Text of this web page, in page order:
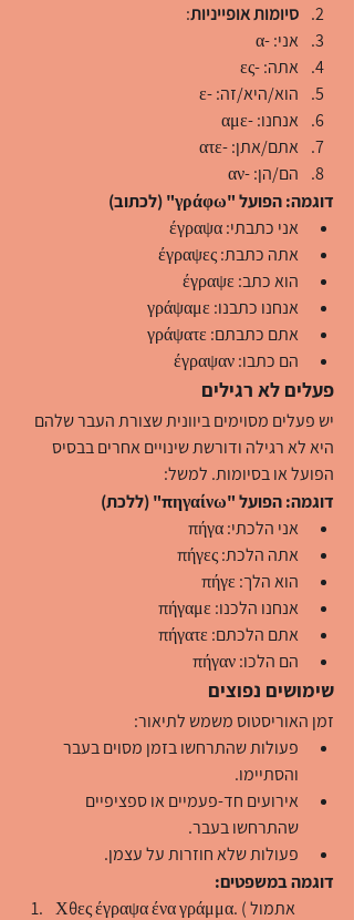
סיומות אופייניות:
אני: -α
אתה: -ες
הוא/היא/זה: -ε
אנחנו: -αμε
אתם/אתן: -ατε
הם/הן: -αν
דוגמה: הפועל "γράφω" (לכתוב)
אני כתבתי: έγραψα
אתה כתבת: έγραψες
הוא כתב: έγραψε
אנחנו כתבנו: γράψαμε
אתם כתבתם: γράψατε
הם כתבו: έγραψαν
פעלים לא רגילים
יש פעלים מסוימים ביוונית שצורת העבר שלהם
היא לא רגילה ודורשת שינויים אחרים בבסיס
הפועל או בסיומות. למשל:
דוגמה: הפועל "πηγαίνω" (ללכת)
אני הלכתי: πήγα
אתה הלכת: πήγες
הוא הלך: πήγε
אנחנו הלכנו: πήγαμε
אתם הלכתם: πήγατε
הם הלכו: πήγαν
שימושים נפוצים
זמן האוריסטוס משמש לתיאור:
פעולות שהתרחשו בזמן מסוים בעבר
והסתיימו.
אירועים חד-פעמיים או ספציפיים
שהתרחשו בעבר.
פעולות שלא חוזרות על עצמן.
דוגמה במשפטים:
Χθες έγραψα ένα γράμμα. (אתמול